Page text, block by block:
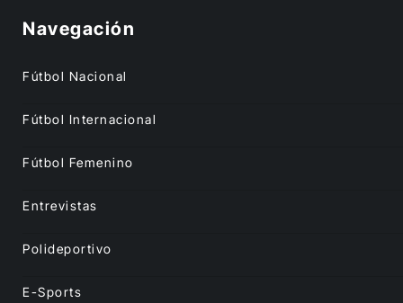
Navegación
Fútbol Nacional
Fútbol Internacional
Fútbol Femenino
Entrevistas
Polideportivo
E-Sports